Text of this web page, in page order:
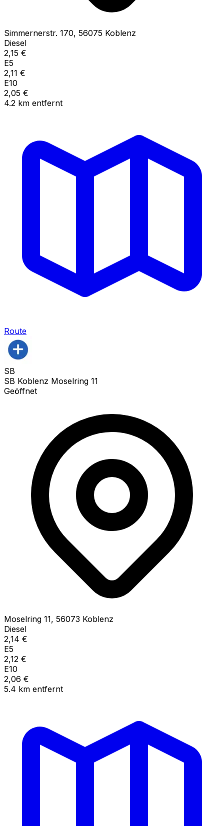
Simmernerstr. 170, 56075 Koblenz
Diesel
2,15 €
E5
2,11 €
E10
2,05 €
4.2 km entfernt
Route
SB
SB Koblenz Moselring 11
Geöffnet
Moselring 11, 56073 Koblenz
Diesel
2,14 €
E5
2,12 €
E10
2,06 €
5.4 km entfernt